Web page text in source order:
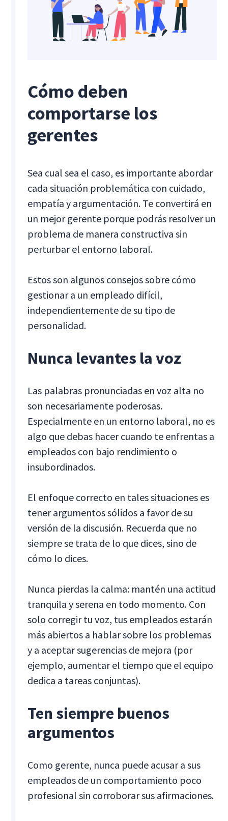
Cómo deben
comportarse los
gerentes
Sea cual sea el caso, es importante abordar
cada situación problemática con cuidado,
empatía y argumentación. Te convertirá en
un mejor gerente porque podrás resolver un
problema de manera constructiva sin
perturbar el entorno laboral.
Estos son algunos consejos sobre cómo
gestionar a un empleado difícil,
independientemente de su tipo de
personalidad.
Nunca levantes la voz
Las palabras pronunciadas en voz alta no
son necesariamente poderosas.
Especialmente en un entorno laboral, no es
algo que debas hacer cuando te enfrentas a
empleados con bajo rendimiento o
insubordinados.
El enfoque correcto en tales situaciones es
tener argumentos sólidos a favor de su
versión de la discusión. Recuerda que no
siempre se trata de lo que dices, sino de
cómo lo dices.
Nunca pierdas la calma: mantén una actitud
tranquila y serena en todo momento. Con
solo corregir tu voz, tus empleados estarán
más abiertos a hablar sobre los problemas
y a aceptar sugerencias de mejora (por
ejemplo, aumentar el tiempo que el equipo
dedica a tareas conjuntas).
Ten siempre buenos
argumentos
Como gerente, nunca puede acusar a sus
empleados de un comportamiento poco
profesional sin corroborar sus afirmaciones.